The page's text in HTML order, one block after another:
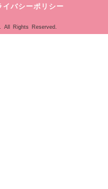
イバシーポリシー
All Rights Reserved.